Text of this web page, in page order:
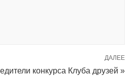
ДАЛЕЕ
конкурса Клуба друзей »